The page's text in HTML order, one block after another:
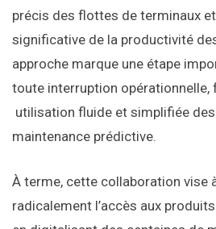
précis des flottes de terminaux
significative de la productivité
approche marque une étape
toute interruption opérationnelle,
utilisation fluide et simplifiée
maintenance prédictive.
À terme, cette collaboration vise
radicalement l’accès aux